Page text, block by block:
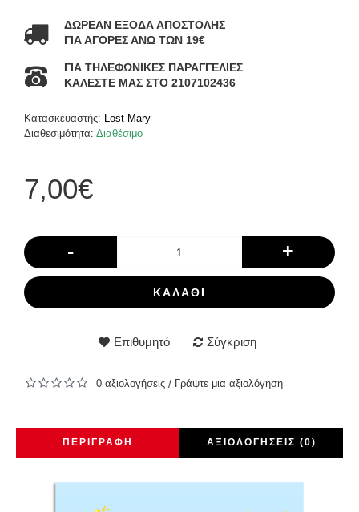
ΔΩΡΕΑΝ ΕΞΟΔΑ ΑΠΟΣΤΟΛΗΣ
ΓΙΑ ΑΓΟΡΕΣ ΑΝΩ ΤΩΝ 19€
ΓΙΑ ΤΗΛΕΦΩΝΙΚΕΣ ΠΑΡΑΓΓΕΛΙΕΣ
ΚΑΛΕΣΤΕ ΜΑΣ ΣΤΟ 2107102436
Κατασκευαστής: Lost Mary
Διαθεσιμότητα: Διαθέσιμο
7,00€
- +
ΚΑΛΆΘΙ
Επιθυμητό Σύγκριση
0 αξιολογήσεις / Γράψτε μια αξιολόγηση
ΠΕΡΙΓΡΑΦΉ ΑΞΙΟΛΟΓΉΣΕΙΣ (0)